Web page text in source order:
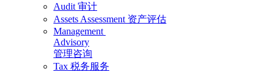
Audit 审计
Assets Assessment 资产评估
Management
Advisory
管理咨询
Tax 税务服务